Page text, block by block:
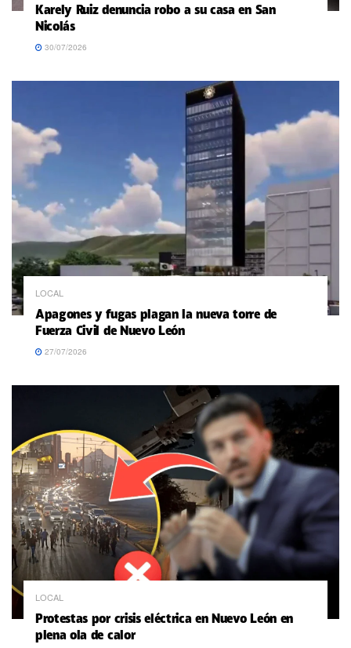
Karely Ruiz denuncia robo a su casa en San
Nicolás
30/07/2026
LOCAL
Apagones y fugas plagan la nueva torre de
Fuerza Civil de Nuevo León
27/07/2026
LOCAL
Protestas por crisis eléctrica en Nuevo León en
plena ola de calor